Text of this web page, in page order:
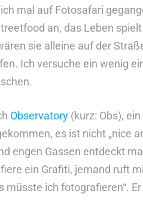
mal auf Fotosafari
an, das Leben
sie alleine auf der
Ich versuche ein wenig
Observatory (kurz: Obs),
es ist nicht „nice
engen Gassen entdeckt
ein Grafiti, jemand ruft
müsste ich fotografieren“.